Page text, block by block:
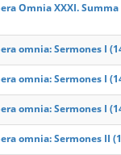
Omnia XXXI.
omnia: Sermones I
omnia: Sermones I
omnia: Sermones I
omnia: Sermones II